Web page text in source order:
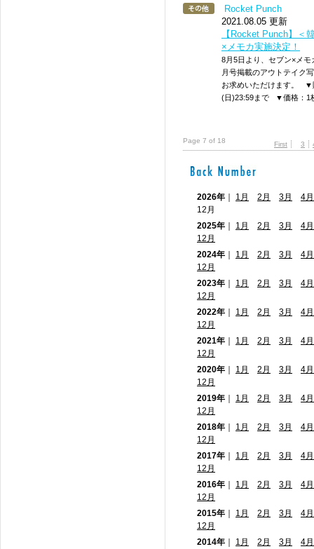
Rocket Punch
2021.08.05 更新
【Rocket Punch】＜
×メモカ実施決定！
8月5日より、セブン×メ
月号掲載のアウトテイク
お求めいただけます。 ▼
(日)23:59まで ▼価格：1
Page 7 of 18 First 3
2026年 1月 2月 3月
4月
12月
2025年
1月 2月 3月
4月
12月
2024年
1月 2月 3月
4月
12月
2023年
1月 2月 3月
4月
12月
2022年
1月 2月 3月
4月
12月
2021年
1月 2月 3月
4月
12月
2020年
1月 2月 3月
4月
12月
2019年
1月 2月 3月
4月
12月
2018年
1月 2月 3月
4月
12月
2017年
1月 2月 3月
4月
12月
2016年
1月 2月 3月
4月
12月
2015年
1月 2月 3月
4月
12月
2014年
1月 2月 3月
4月